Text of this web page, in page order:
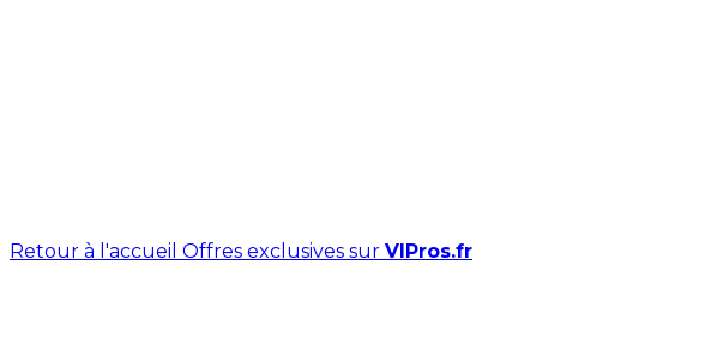
Retour à l'accueil Offres exclusives sur VIPros.fr